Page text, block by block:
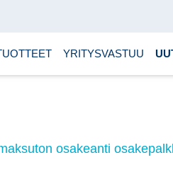
YRITYSVASTUU
osakeanti